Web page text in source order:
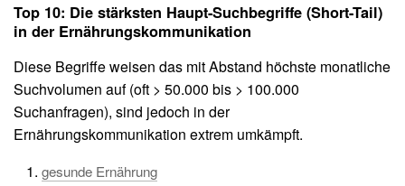
Top 10: Die stärksten Haupt-Suchbegriffe (Short-Tail)
in der Ernährungskommunikation
Diese Begriffe weisen das mit Abstand höchste monatliche
Suchvolumen auf (oft > 50.000 bis > 100.000
Suchanfragen), sind jedoch in der
Ernährungskommunikation extrem umkämpft.
gesunde Ernährung